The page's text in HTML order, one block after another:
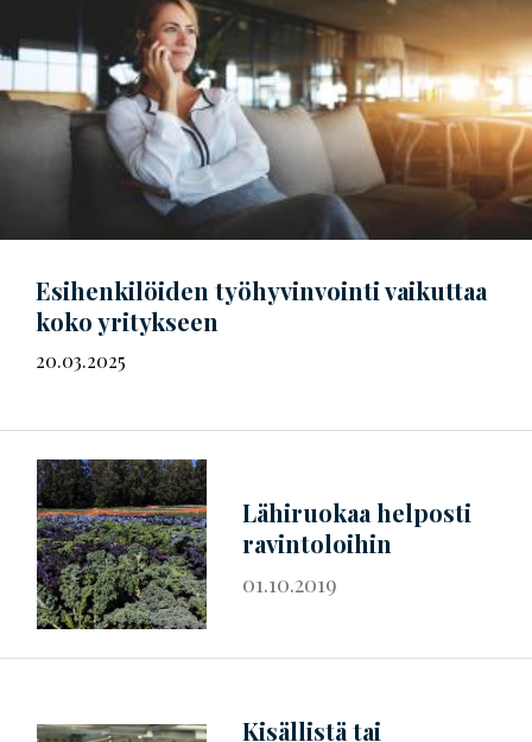
Esihenkilöiden työhyvinvointi vaikuttaa
koko yritykseen
20.03.2025
Lähiruokaa helposti
ravintoloihin
01.10.2019
Kisällistä tai